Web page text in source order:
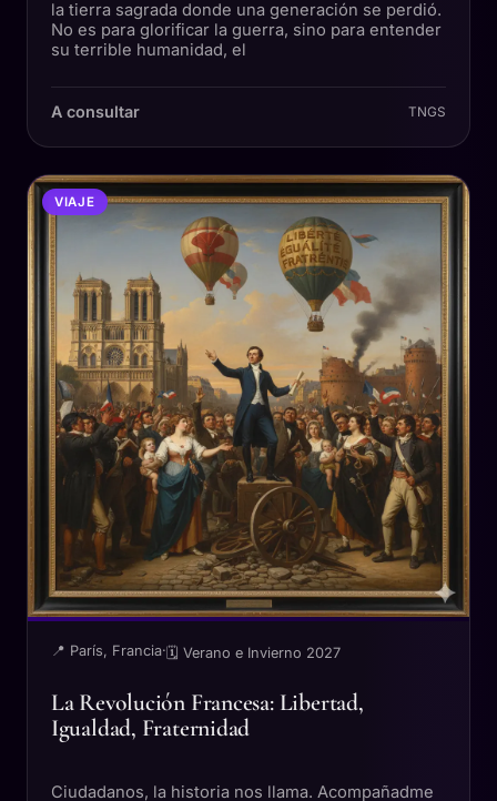
la tierra sagrada donde una generación se perdió.
No es para glorificar la guerra, sino para entender
su terrible humanidad, el
A consultar TNGS
VIAJE
📍 París, Francia· 🗓 Verano e Invierno 2027
La Revolución Francesa: Libertad,
Igualdad, Fraternidad
Ciudadanos, la historia nos llama. Acompañadme